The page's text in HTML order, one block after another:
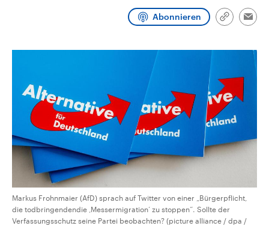
Abonnieren
Link
Markus Frohnmaier (AfD) sprach auf Twitter von einer „Bürgerpflicht,
die todbringendendie ‚Messermigration‘ zu stoppen“. Sollte der
Verfassungsschutz seine Partei beobachten? (picture alliance / dpa /